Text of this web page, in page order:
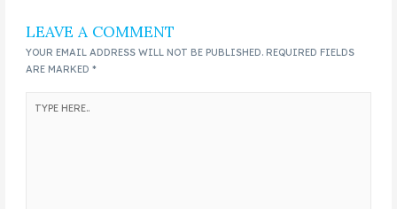
LEAVE A COMMENT
YOUR EMAIL ADDRESS WILL NOT BE PUBLISHED. REQUIRED FIELDS
ARE MARKED*